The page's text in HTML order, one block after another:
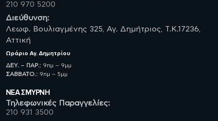
210 970 5200
Διεύθυνση:
Λεωφ. Βουλιαγμένης 325, Αγ. Δημήτριος, Τ.Κ.17236,
Αττική
Ωράριο Αγ. Δημητρίου
ΔΕΥ. – ΠΑΡ.: 9πμ – 9μμ
ΣΑΒBATO.: 9πμ – 5μμ
ΝΈΑ ΣΜΥΡΝΗ
Τηλεφωνικές Παραγγελίες:
210 931 3500